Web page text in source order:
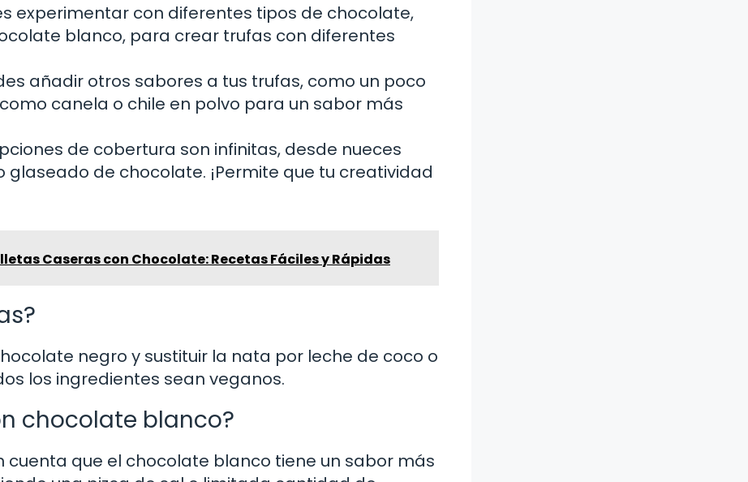
experimentar con diferentes tipos de chocolate,
blanco, para crear trufas con diferentes
añadir otros sabores a tus trufas, como un poco
canela o chile en polvo para un sabor más
de cobertura son infinitas, desde nueces
de chocolate. ¡Permite que tu creatividad
Caseras con Chocolate: Recetas Fáciles y Rápidas
negro y sustituir la nata por leche de coco o
los ingredientes sean veganos.
chocolate blanco?
cuenta que el chocolate blanco tiene un sabor más